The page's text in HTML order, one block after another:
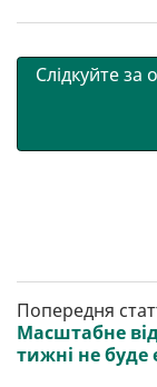
Слідкуйте
Попередня
Масштабне
тижні не буде